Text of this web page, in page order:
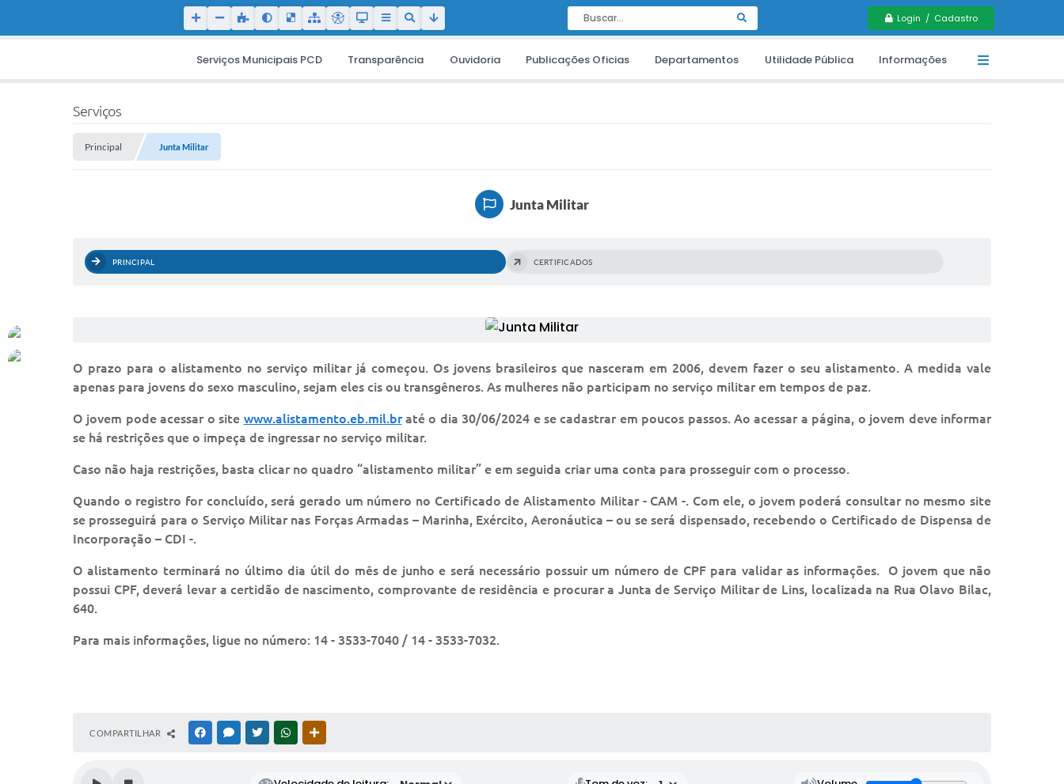
Login / Cadastro
Serviços Municipais PCD Transparência Ouvidoria Publicações Oficias Departamentos Utilidade Pública Informações
Serviços
Principal Junta Militar
Junta Militar
PRINCIPAL CERTIFICADOS
O prazo para o alistamento no serviço militar já começou. Os jovens brasileiros que nasceram em 2006, devem fazer o seu alistamento. A medida vale
apenas para jovens do sexo masculino, sejam eles cis ou transgêneros. As mulheres não participam no serviço militar em tempos de paz.
O jovem pode acessar o site www.alistamento.eb.mil.braté o dia 30/06/2024 e se cadastrar em poucos passos. Ao acessar a página, o jovem deve informar
se há restrições que o impeça de ingressar no serviço militar.
Caso não haja restrições, basta clicar no quadro “alistamento militar” e em seguida criar uma conta para prosseguir com o processo.
Quando o registro for concluído, será gerado um número no Certificado de Alistamento Militar - CAM -. Com ele, o jovem poderá consultar no mesmo site
se prosseguirá para o Serviço Militar nas Forças Armadas – Marinha, Exército, Aeronáutica – ou se será dispensado, recebendo o Certificado de Dispensa de
Incorporação – CDI -.
O alistamento terminará no último dia útil do mês de junho e será necessário possuir um número de CPF para validar as informações. O jovem que não
possui CPF, deverá levar a certidão de nascimento, comprovante de residência e procurar a Junta de Serviço Militar de Lins, localizada na Rua Olavo Bilac,
640.
Para mais informações, ligue no número: 14 - 3533-7040 / 14 - 3533-7032.
COMPARTILHAR FACEBOOKMESSENGER
TWITTERWHATSAPP